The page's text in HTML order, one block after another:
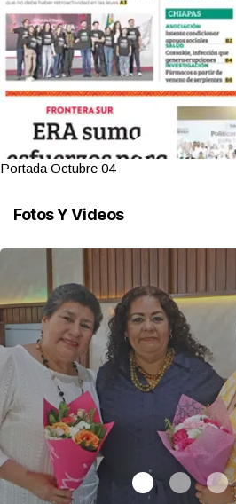
Portada Octubre 04
Fotos Y Videos